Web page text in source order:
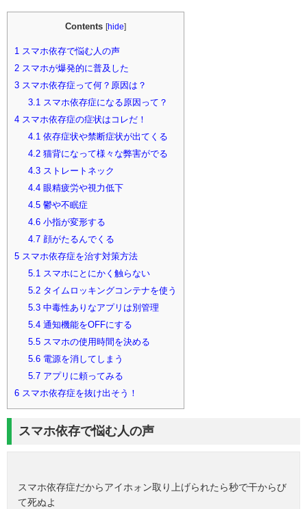
Contents [hide]
1 スマホ依存で悩む人の声
2 スマホが爆発的に普及した
3 スマホ依存症って何？原因は？
3.1スマホ依存症になる原因って？
4 スマホ依存症の症状はコレだ！
4.1依存症状や禁断症状が出てくる
4.2猫背になって様々な弊害がでる
4.3ストレートネック
4.4眼精疲労や視力低下
4.5鬱や不眠症
4.6小指が変形する
4.7顔がたるんでくる
5 スマホ依存症を治す対策方法
5.1スマホにとにかく触らない
5.2タイムロッキングコンテナを使う
5.3中毒性ありなアプリは別管理
5.4通知機能をOFFにする
5.5スマホの使用時間を決める
5.6電源を消してしまう
5.7アプリに頼ってみる
6 スマホ依存症を抜け出そう！
スマホ依存で悩む人の声
スマホ依存症だからアイホォン取り上げられたら秒で干からび
て死ぬよ